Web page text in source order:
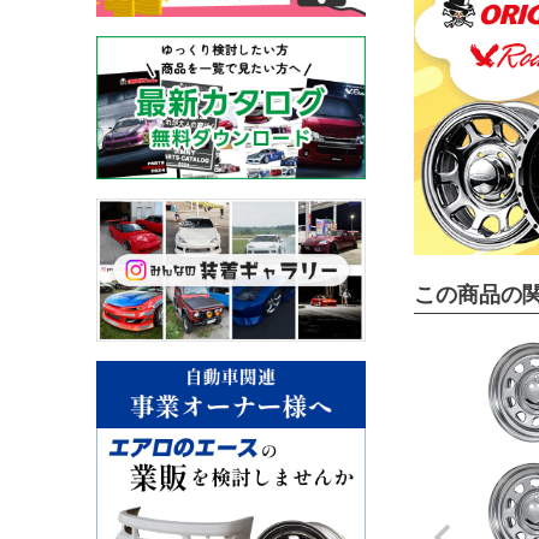
この商品の